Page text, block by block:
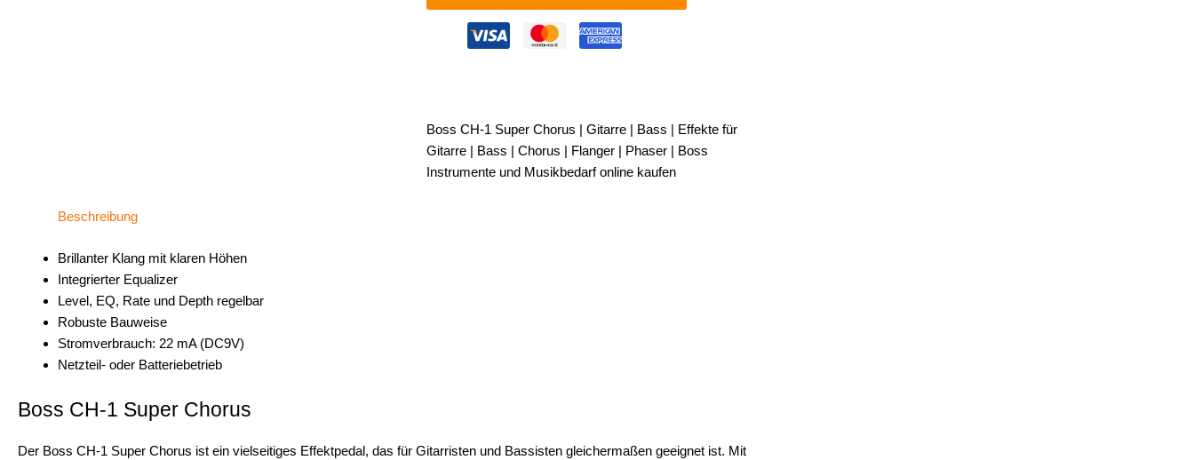
Boss CH-1 Super Chorus | Gitarre | Bass | Effekte für
Gitarre | Bass | Chorus | Flanger | Phaser | Boss
Instrumente und Musikbedarf online kaufen
Beschreibung
Brillanter Klang mit klaren Höhen
Integrierter Equalizer
Level, EQ, Rate und Depth regelbar
Robuste Bauweise
Stromverbrauch: 22 mA (DC9V)
Netzteil- oder Batteriebetrieb
Boss CH-1 Super Chorus
Der Boss CH-1 Super Chorus ist ein vielseitiges Effektpedal, das für Gitarristen und Bassisten gleichermaßen geeignet ist. Mit